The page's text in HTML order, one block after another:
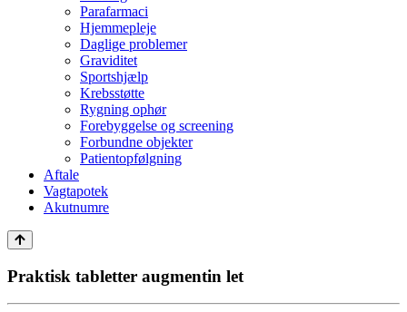
Parafarmaci
Hjemmepleje
Daglige problemer
Graviditet
Sportshjælp
Krebsstøtte
Rygning ophør
Forebyggelse og screening
Forbundne objekter
Patientopfølgning
Aftale
Vagtapotek
Akutnumre
Praktisk tabletter augmentin let